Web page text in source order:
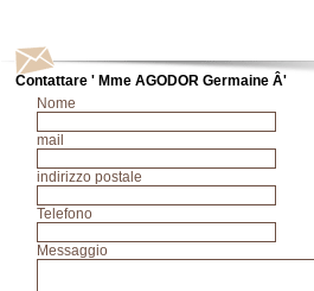
Contattare ' Mme AGODOR Germaine Â'
Nome
mail
indirizzo postale
Telefono
Messaggio